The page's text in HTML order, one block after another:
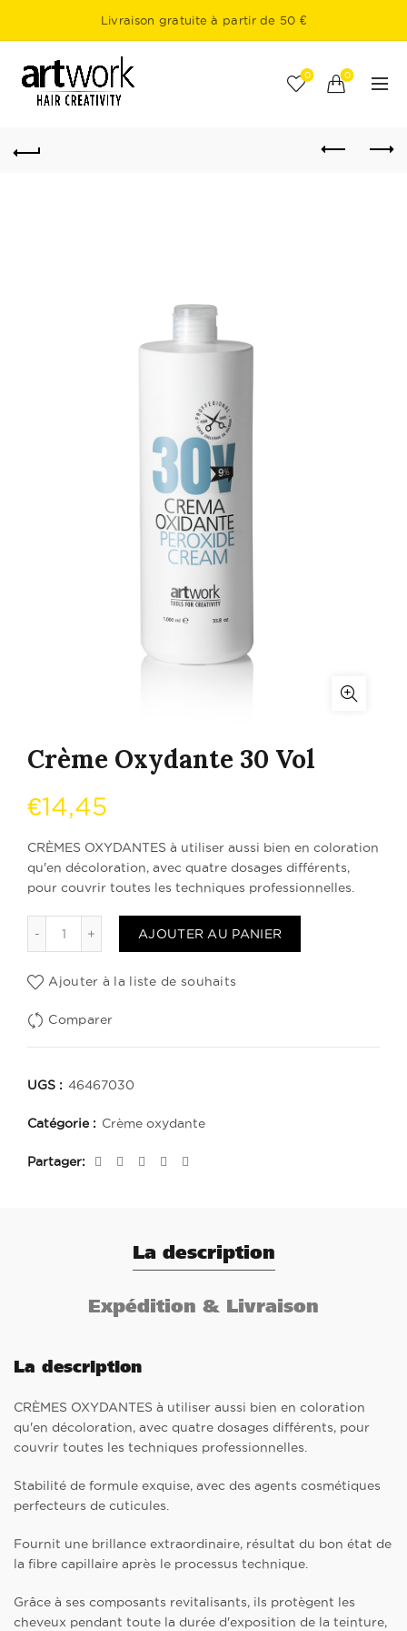
Livraison gratuite à partir de 50 €
0 0
Crème Oxydante 30 Vol
€14,45
CRÈMES OXYDANTES à utiliser aussi bien en coloration
qu'en décoloration, avec quatre dosages différents,
pour couvrir toutes les techniques professionnelles.
AJOUTER AU PANIER
Ajouter à la liste de souhaits
Comparer
UGS : 46467030
Catégorie : Crème oxydante
Partager
La description
Expédition & Livraison
La description
CRÈMES OXYDANTES à utiliser aussi bien en coloration
qu'en décoloration, avec quatre dosages différents, pour
couvrir toutes les techniques professionnelles.
Stabilité de formule exquise, avec des agents cosmétiques
perfecteurs de cuticules.
Fournit une brillance extraordinaire, résultat du bon état de
la fibre capillaire après le processus technique.
Grâce à ses composants revitalisants, ils protègent les
cheveux pendant toute la durée d'exposition de la teinture,